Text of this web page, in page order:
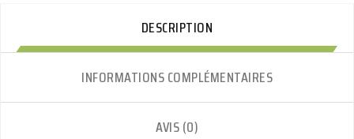
DESCRIPTION
INFORMATIONS COMPLÉMENTAIRES
AVIS (0)